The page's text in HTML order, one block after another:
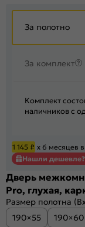
За полотно
За комплект
Комплект
наличников с
1 145 ₽ х 6 месяцев
Нашли
Дверь
Pro, глухая,
Размер полотна
190×55
190×60